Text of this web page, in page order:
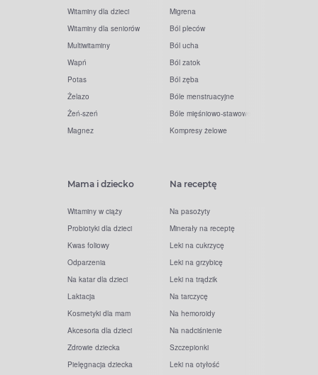
Witaminy dla dzieci
Witaminy dla seniorów
Multiwitaminy
Wapń
Potas
Żelazo
Żeń-szeń
Magnez
Migrena
Ból pleców
Ból ucha
Ból zatok
Ból zęba
Bóle menstruacyjne
Bóle mięśniowo-stawowe
Kompresy żelowe
Mama i dziecko
Witaminy w ciąży
Probiotyki dla dzieci
Kwas foliowy
Odparzenia
Na katar dla dzieci
Laktacja
Kosmetyki dla mam
Akcesoria dla dzieci
Zdrowie dziecka
Pielęgnacja dziecka
Na receptę
Na pasożyty
Minerały na receptę
Leki na cukrzycę
Leki na grzybicę
Leki na trądzik
Na tarczycę
Na hemoroidy
Na nadciśnienie
Szczepionki
Leki na otyłość